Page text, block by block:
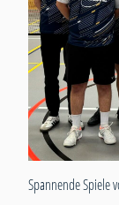
Spannende Spiele